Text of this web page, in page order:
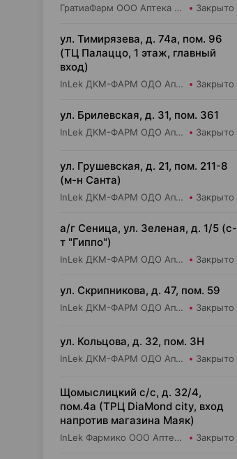
ГратиаФарм ООО Аптека №8 Закрыто
ул. Тимирязева, д. 74а, пом. 96
(ТЦ Палаццо, 1 этаж, главный
вход)
InLek ДКМ-ФАРМ ОДО Аптека №49 Закрыто
ул. Брилевская, д. 31, пом. 361
InLek ДКМ-ФАРМ ОДО Аптека №17 Закрыто
ул. Грушевская, д. 21, пом. 211-8
(м-н Санта)
InLek ДКМ-ФАРМ ОДО Аптека №16 Закрыто
а/г Сеница, ул. Зеленая, д. 1/5 (с-
т "Гиппо")
InLek ДКМ-ФАРМ ОДО Аптека №36 Закрыто
ул. Скрипникова, д. 47, пом. 59
InLek ДКМ-ФАРМ ОДО Аптека №43 Закрыто
ул. Кольцова, д. 32, пом. 3Н
InLek ДКМ-ФАРМ ОДО Аптека №8 Закрыто
Щомыслицкий с/с, д. 32/4,
пом.4а (ТРЦ DiaMond city, вход
напротив магазина Маяк)
InLek Фармико ООО Аптека №36 Закрыто